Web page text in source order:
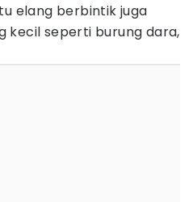
elang berbintik juga
kecil seperti burung dara,